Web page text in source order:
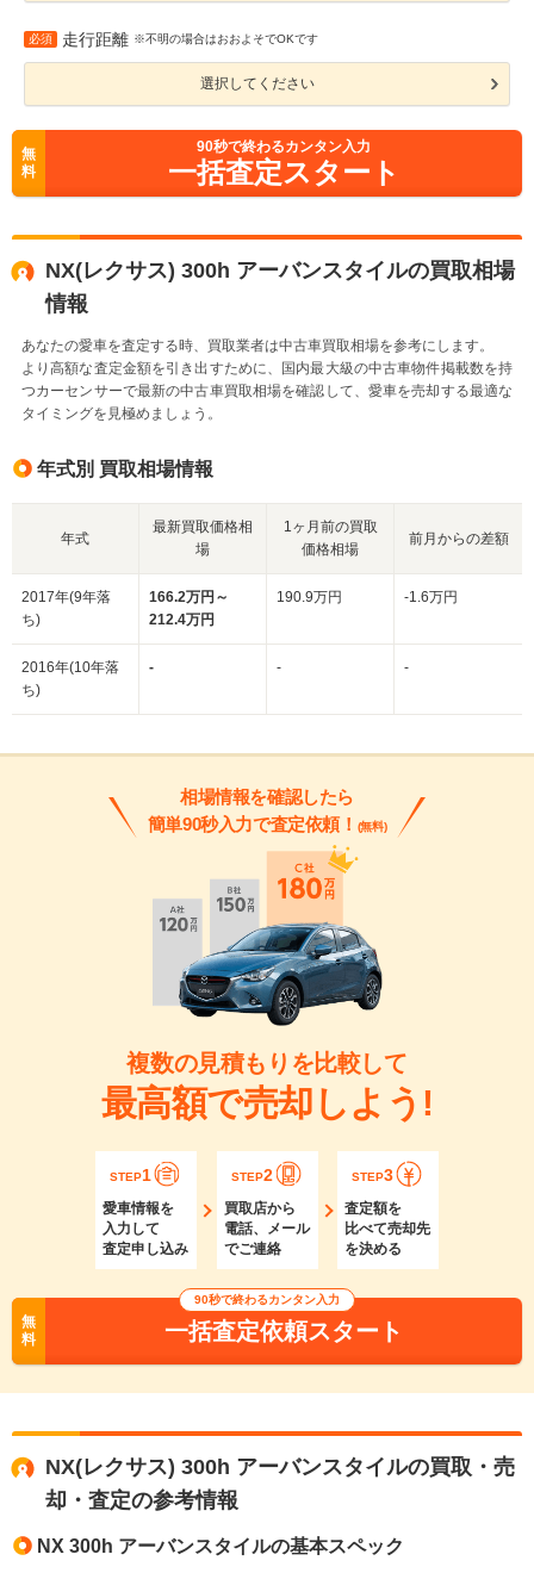
必須 走行距離 ※不明の場合はおおよそでOKです
選択してください
無
料
90秒で終わるカンタン入力
一括査定スタート
NX(レクサス) 300h アーバンスタイルの買取相場
情報
あなたの愛車を査定する時、買取業者は中古車買取相場を参考にします。
より高額な査定金額を引き出すために、国内最大級の中古車物件掲載数を持
つカーセンサーで最新の中古車買取相場を確認して、愛車を売却する最適な
タイミングを見極めましょう。
年式別 買取相場情報
年式
最新買取価格相
場
1ヶ月前の買取
価格相場
前月からの差額
2017年(9年落
ち)
166.2万円～
212.4万円
190.9万円 -1.6万円
2016年(10年落
ち)
- - -
相場情報を確認したら
簡単90秒入力で査定依頼！ (無料)
複数の見積もりを比較して
最高額で売却しよう!
STEP1
愛車情報を
入力して
査定申し込み
STEP2
買取店から
電話、メール
でご連絡
STEP3
査定額を
比べて売却先
を決める
無
料
90秒で終わるカンタン入力
一括査定依頼スタート
NX(レクサス) 300h アーバンスタイルの買取・売
却・査定の参考情報
NX 300h アーバンスタイルの基本スペック